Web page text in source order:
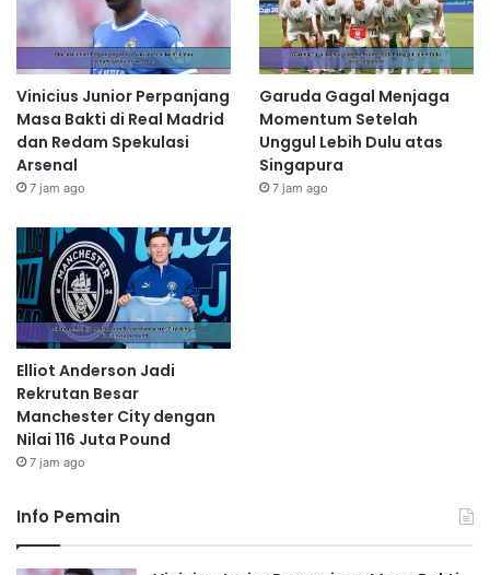
Vinicius Junior Perpanjang
Masa Bakti di Real Madrid
dan Redam Spekulasi
Arsenal
7 jam ago
Garuda Gagal Menjaga
Momentum Setelah
Unggul Lebih Dulu atas
Singapura
7 jam ago
Elliot Anderson Jadi
Rekrutan Besar
Manchester City dengan
Nilai 116 Juta Pound
7 jam ago
Info Pemain